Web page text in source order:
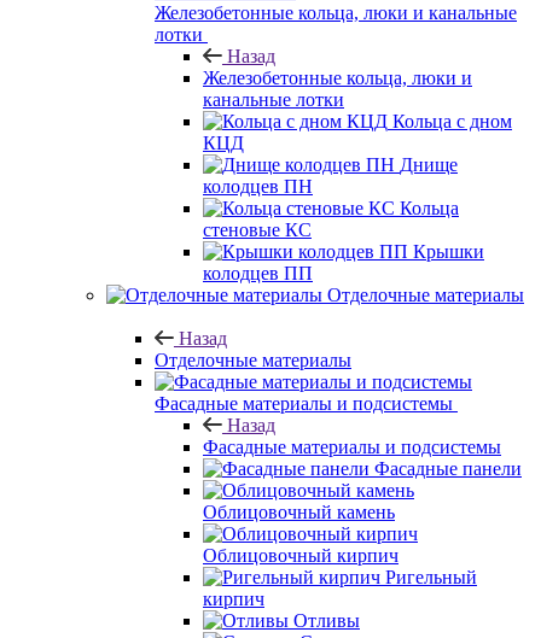
Железобетонные кольца, люки и канальные
лотки
Назад
Железобетонные кольца, люки и
канальные лотки
Кольца с дном
КЦД
Днище
колодцев ПН
Кольца
стеновые КС
Крышки
колодцев ПП
Отделочные материалы
Назад
Отделочные материалы
Фасадные материалы и подсистемы
Назад
Фасадные материалы и подсистемы
Фасадные панели
Облицовочный камень
Облицовочный кирпич
Ригельный
кирпич
Отливы